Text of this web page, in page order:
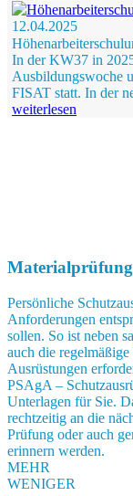
12.04.2025
In der KW37 in
Ausbildungswoche
FISAT statt. In der
weiterlesen
Materialprüfung
Persönliche
Anforderungen
sollen. So ist neben
auch die
Ausrüstungen
PSAgA –
Unterlagen für Sie.
rechtzeitig an die
Prüfung oder auch
erinnern werden.
MEHR
WENIGER